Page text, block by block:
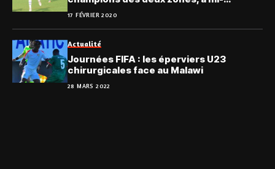
parcours
17 FÉVRIER 2020
Actualité
Journées FIFA : les éperviers U23
chirurgicales face au Malawi
28 MARS 2022